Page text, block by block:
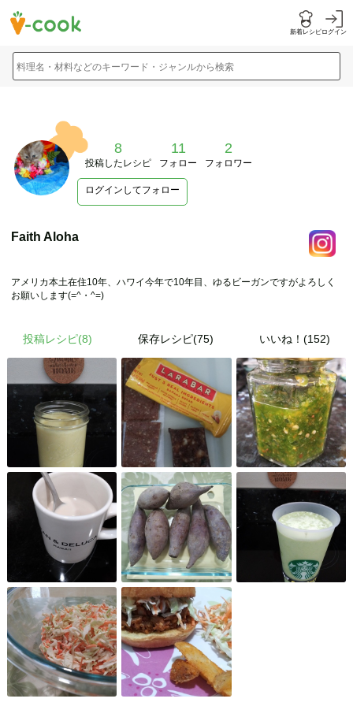
新着レシピログイン
料理名・材料などのキーワード・ジャンルから検索
8
投稿したレシピ
11
フォロー
2
フォロワー
ログインしてフォロー
Faith Aloha
アメリカ本土在住10年、ハワイ今年で10年目、ゆるビーガンですがよろしく
お願いします(=^・^=)
投稿レシピ(8) 保存レシピ(75) いいね！(152)